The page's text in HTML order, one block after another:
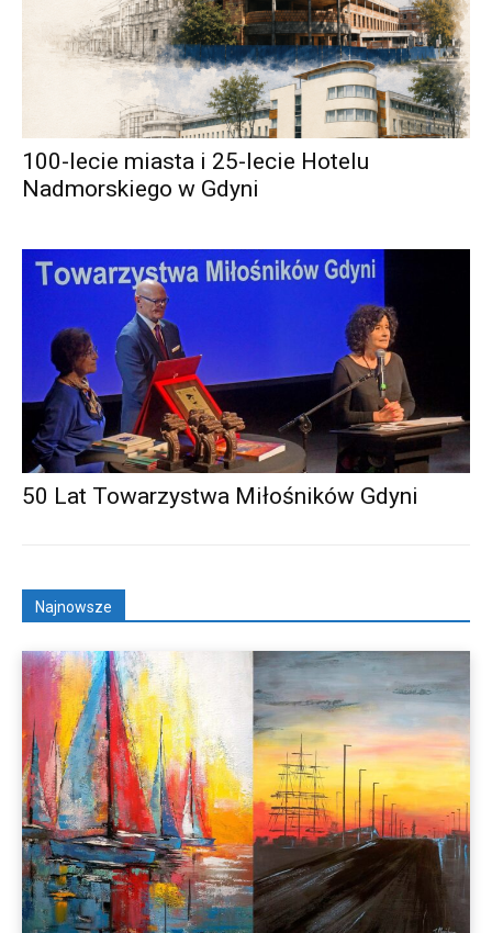
100-lecie miasta i 25-lecie Hotelu
Nadmorskiego w Gdyni
50 Lat Towarzystwa Miłośników Gdyni
Najnowsze